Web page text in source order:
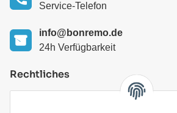
Service-Telefon
info@bonremo.de
24h Verfügbarkeit
Rechtliches